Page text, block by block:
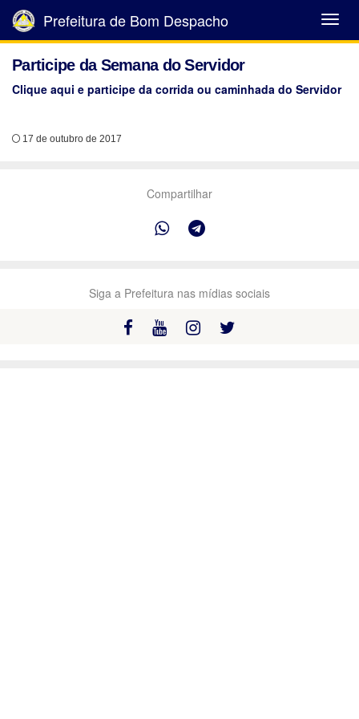
Abrir
Menu
Prefeitura de Bom Despacho
Participe da Semana do Servidor
Clique aqui e participe da corrida ou caminhada do Servidor
17 de outubro de 2017
Compartilhar
Siga a Prefeitura nas mídias sociais